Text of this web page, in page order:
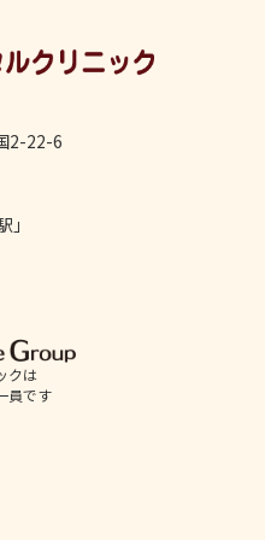
2-22-6
クは
員です